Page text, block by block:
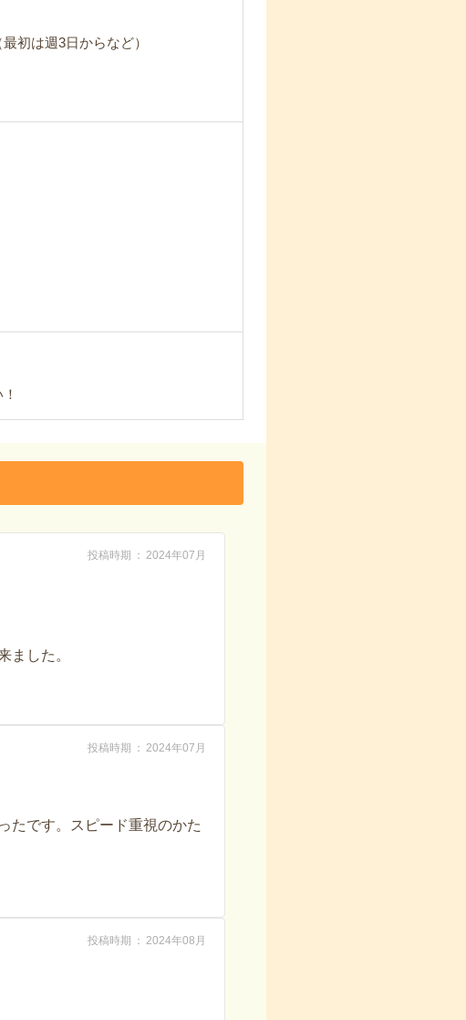
初は週3日からなど）
投稿時期 2024年07月
ました。
投稿時期 2024年07月
たです。スピード重視のかた
投稿時期 2024年08月